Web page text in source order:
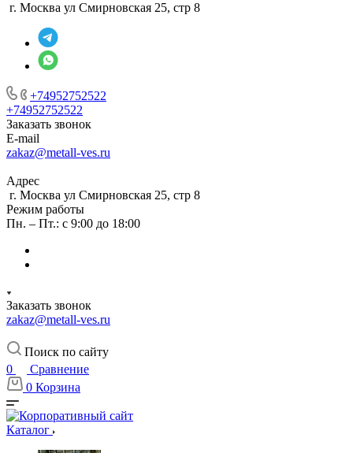
г. Москва ул Смирновская 25, стр 8
+74952752522
+74952752522
Заказать звонок
E-mail
zakaz@metall-ves.ru
Адрес
г. Москва ул Смирновская 25, стр 8
Режим работы
Пн. – Пт.: с 9:00 до 18:00
Заказать звонок
zakaz@metall-ves.ru
Поиск по сайту
0
Сравнение
0 Корзина
Каталог